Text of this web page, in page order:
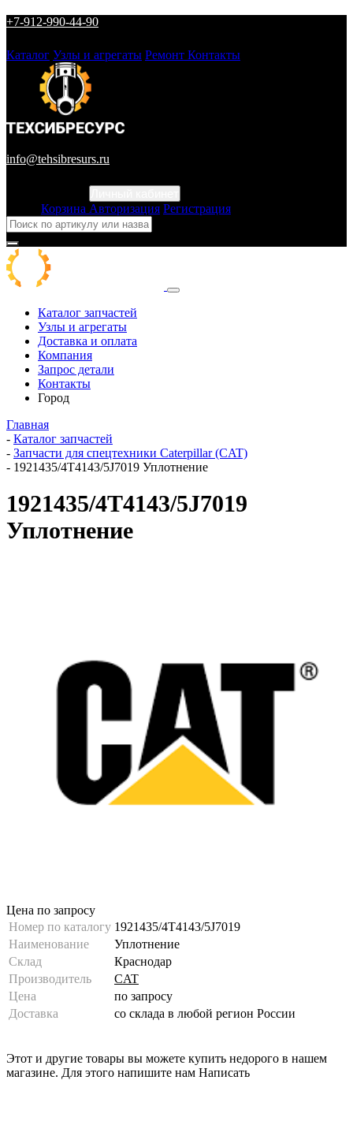
+7-912-990-44-90
Каталог Узлы и агрегаты Ремонт Контакты
info@tehsibresurs.ru
Корзина Авторизация Регистрация
Каталог запчастей
Узлы и агрегаты
Доставка и оплата
Компания
Запрос детали
Контакты
Город
Главная
- Каталог запчастей
- Запчасти для спецтехники Caterpillar (CAT)
- 1921435/4T4143/5J7019 Уплотнение
1921435/4T4143/5J7019
Уплотнение
Цена по запросу
Номер по каталогу 1921435/4T4143/5J7019
Наименование
Уплотнение
Склад
Краснодар
Производитель
CAT
Цена
по запросу
Доставка
со склада в любой регион России
Этот и другие товары вы можете купить недорого в нашем
магазине. Для этого напишите нам Написать